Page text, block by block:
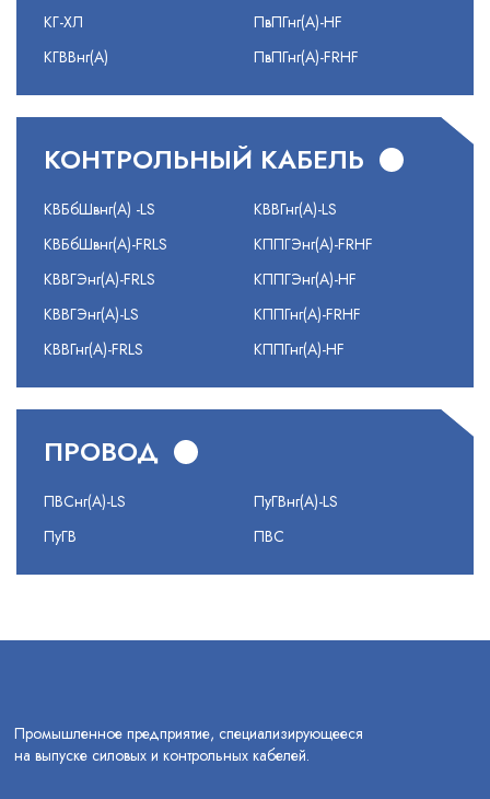
КГ-ХЛ
КГВВнг(А)
ПвПГнг(А)-HF
ПвПГнг(А)-FRHF
КОНТРОЛЬНЫЙ КАБЕЛЬ
КВБбШвнг(А) -LS
КВБбШвнг(А)-FRLS
КВВГЭнг(А)-FRLS
КВВГЭнг(А)-LS
КВВГнг(А)-FRLS
КВВГнг(А)-LS
КППГЭнг(А)-FRHF
КППГЭнг(А)-HF
КППГнг(А)-FRHF
КППГнг(А)-HF
ПРОВОД
ПВСнг(А)-LS
ПуГВ
ПуГВнг(А)-LS
ПВС
Промышленное предприятие, специализирующееся
на выпуске силовых и контрольных кабелей.